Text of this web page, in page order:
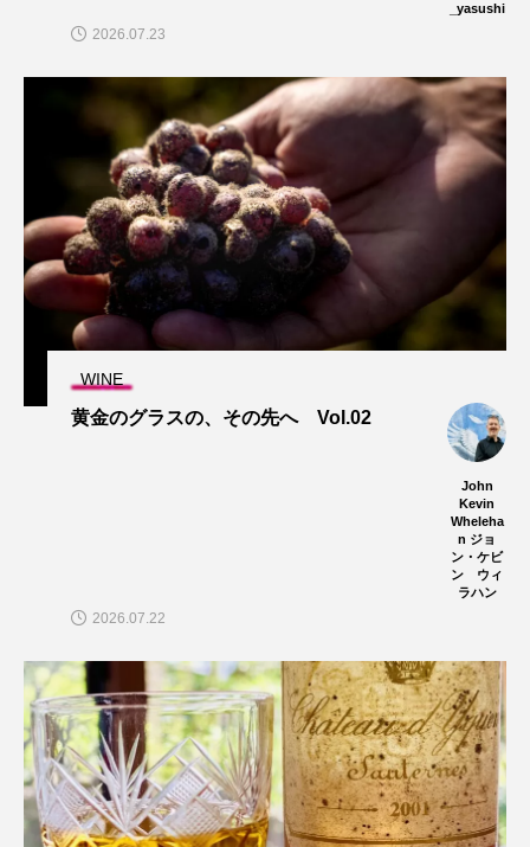
_yasushi
2026.07.23
WINE
黄金のグラスの、その先へ Vol.02
John
Kevin
Wheleha
n ジョ
ン・ケビ
ン ウィ
ラハン
2026.07.22